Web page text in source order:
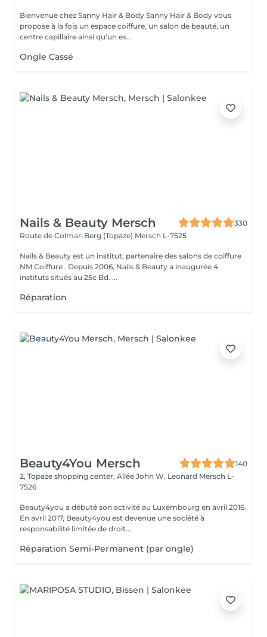
Bienvenue chez Sanny Hair & Body Sanny Hair & Body vous
propose à la fois un espace coiffure, un salon de beauté, un
centre capillaire ainsi qu'un es...
Ongle Cassé
Nails & Beauty Mersch
330
Route de Colmar-Berg (Topaze) Mersch L-7525
Nails & Beauty est un institut, partenaire des salons de coiffure
NM Coiffure . Depuis 2006, Nails & Beauty a inaugurée 4
instituts situés au 25c Bd. ...
Réparation
Beauty4You Mersch
140
2, Topaze shopping center, Allée John W. Leonard Mersch L-
7526
Beauty4you a débuté son activité au Luxembourg en avril 2016.
En avril 2017, Beauty4you est devenue une société à
responsabilité limitée de droit...
Réparation Semi-Permanent (par ongle)